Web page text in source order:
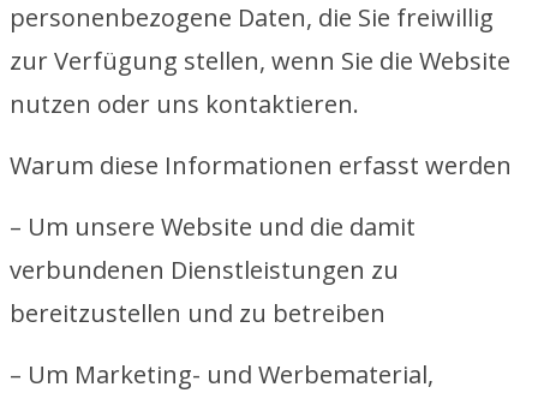
personenbezogene Daten, die Sie freiwillig
zur Verfügung stellen, wenn Sie die Website
nutzen oder uns kontaktieren.
Warum diese Informationen erfasst werden
– Um unsere Website und die damit
verbundenen Dienstleistungen zu
bereitzustellen und zu betreiben
– Um Marketing- und Werbematerial,